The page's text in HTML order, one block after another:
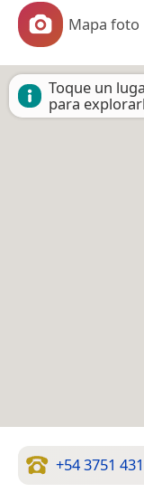
Mapa foto
Toque un
para
+54 3751